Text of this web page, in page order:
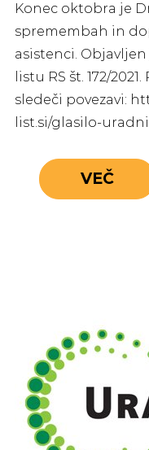
Konec oktobra je
spremembah in
asistenci. Objavljen
listu RS št. 172/
sledeči povezavi:
list.si/glasilo-
VEČ